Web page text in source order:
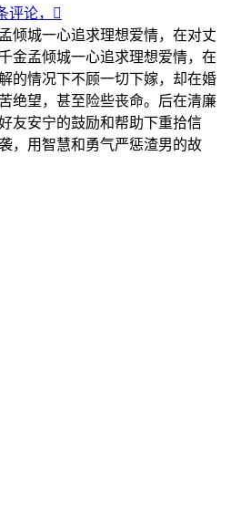
评论，

倾城一心追求理想爱情，在对丈
金孟倾城一心追求理想爱情，在
的情况下不顾一切下嫁，却在婚
绝望，甚至险些丧命。后在清廉
友安宁的鼓励和帮助下重拾信
，用智慧和勇气严惩渣男的故